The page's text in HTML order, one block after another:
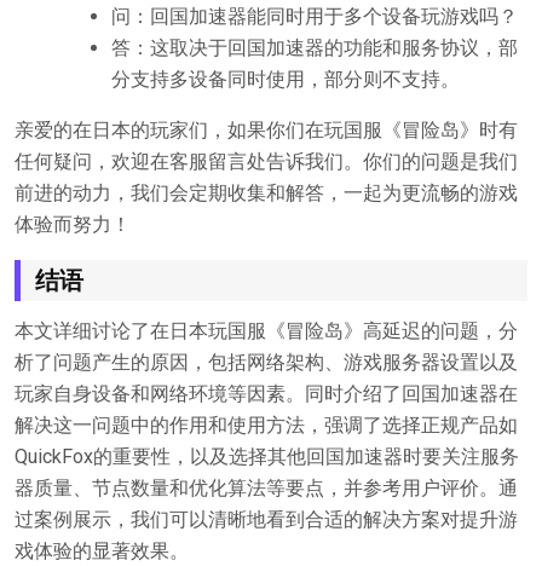
问：回国加速器能同时用于多个设备玩游戏吗？
答：这取决于回国加速器的功能和服务协议，部
分支持多设备同时使用，部分则不支持。
亲爱的在日本的玩家们，如果你们在玩国服《冒险岛》时有
任何疑问，欢迎在客服留言处告诉我们。你们的问题是我们
前进的动力，我们会定期收集和解答，一起为更流畅的游戏
体验而努力！
结语
本文详细讨论了在日本玩国服《冒险岛》高延迟的问题，分
析了问题产生的原因，包括网络架构、游戏服务器设置以及
玩家自身设备和网络环境等因素。同时介绍了回国加速器在
解决这一问题中的作用和使用方法，强调了选择正规产品如
QuickFox的重要性，以及选择其他回国加速器时要关注服务
器质量、节点数量和优化算法等要点，并参考用户评价。通
过案例展示，我们可以清晰地看到合适的解决方案对提升游
戏体验的显著效果。